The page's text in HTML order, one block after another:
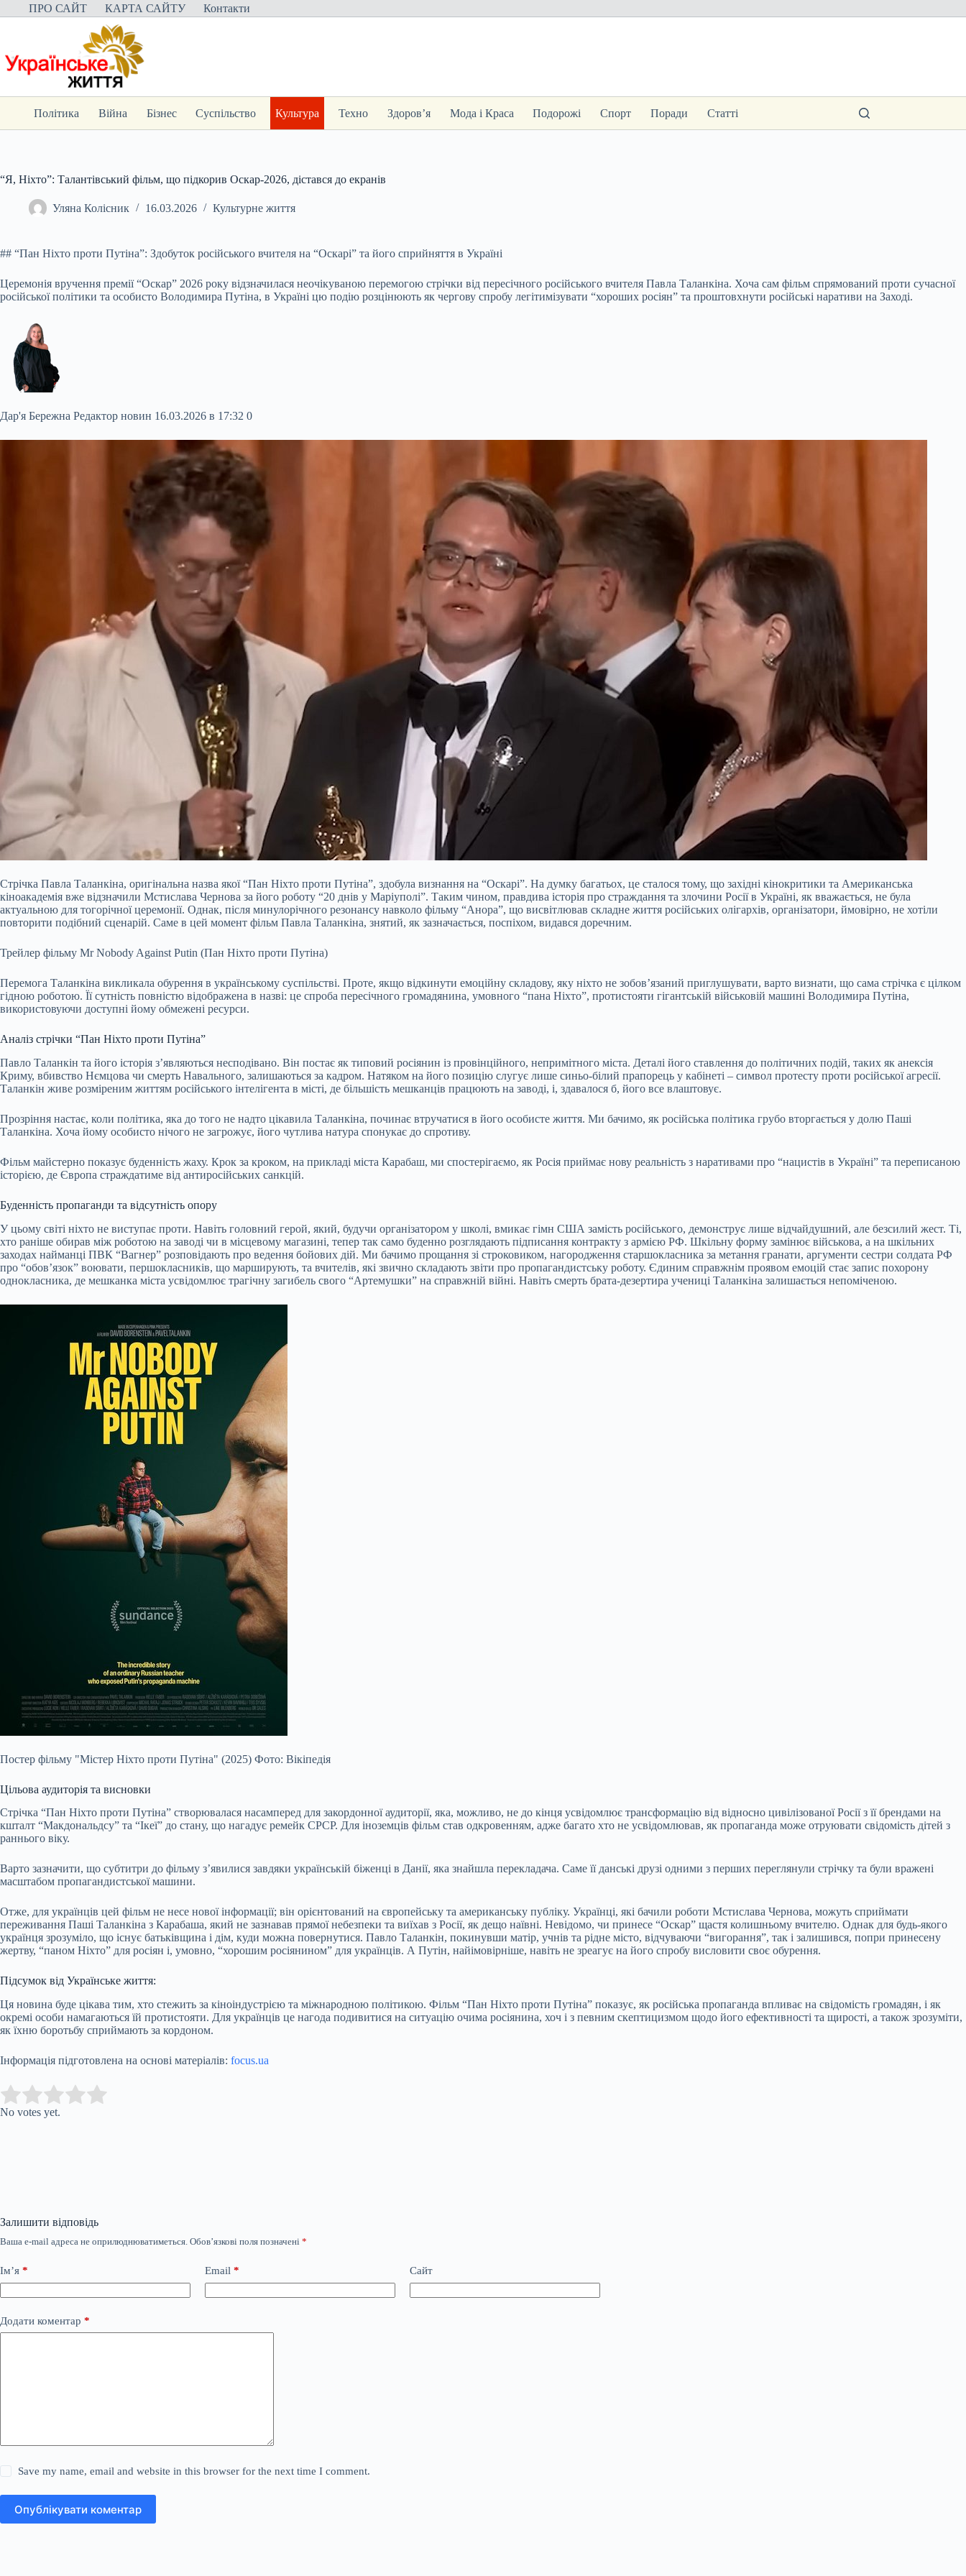
Перейти
до
ПРО САЙТ КАРТА САЙТУ Контакти
Політика Війна Бізнес Суспільство Культура Техно Здоров’я Мода і Краса Подорожі Спорт Поради Статті
“Я, Ніхто”: Талантівський фільм, що підкорив Оскар-2026, дістався до екранів
Уляна Колісник 16.03.2026 Культурне життя
## “Пан Ніхто проти Путіна”: Здобуток російського вчителя на “Оскарі” та його сприйняття в Україні
Церемонія вручення премії “Оскар” 2026 року відзначилася неочікуваною перемогою стрічки від пересічного російського вчителя Павла Таланкіна. Хоча сам фільм спрямований проти сучасної
російської політики та особисто Володимира Путіна, в Україні цю подію розцінюють як чергову спробу легітимізувати “хороших росіян” та проштовхнути російські наративи на Заході.
Дар'я Бережна Редактор новин 16.03.2026 в 17:32 0
Стрічка Павла Таланкіна, оригінальна назва якої “Пан Ніхто проти Путіна”, здобула визнання на “Оскарі”. На думку багатьох, це сталося тому, що західні кінокритики та Американська
кіноакадемія вже відзначили Мстислава Чернова за його роботу “20 днів у Маріуполі”. Таким чином, правдива історія про страждання та злочини Росії в Україні, як вважається, не була
актуальною для тогорічної церемонії. Однак, після минулорічного резонансу навколо фільму “Анора”, що висвітлював складне життя російських олігархів, організатори, ймовірно, не хотіли
повторити подібний сценарій. Саме в цей момент фільм Павла Таланкіна, знятий, як зазначається, поспіхом, видався доречним.
Трейлер фільму Mr Nobody Against Putin (Пан Ніхто проти Путіна)
Перемога Таланкіна викликала обурення в українському суспільстві. Проте, якщо відкинути емоційну складову, яку ніхто не зобов’язаний приглушувати, варто визнати, що сама стрічка є цілком
гідною роботою. Її сутність повністю відображена в назві: це спроба пересічного громадянина, умовного “пана Ніхто”, протистояти гігантській військовій машині Володимира Путіна,
використовуючи доступні йому обмежені ресурси.
Аналіз стрічки “Пан Ніхто проти Путіна”
Павло Таланкін та його історія з’являються несподівано. Він постає як типовий росіянин із провінційного, непримітного міста. Деталі його ставлення до політичних подій, таких як анексія
Криму, вбивство Нємцова чи смерть Навального, залишаються за кадром. Натяком на його позицію слугує лише синьо-білий прапорець у кабінеті – символ протесту проти російської агресії.
Таланкін живе розміреним життям російського інтелігента в місті, де більшість мешканців працюють на заводі, і, здавалося б, його все влаштовує.
Прозріння настає, коли політика, яка до того не надто цікавила Таланкіна, починає втручатися в його особисте життя. Ми бачимо, як російська політика грубо вторгається у долю Паші
Таланкіна. Хоча йому особисто нічого не загрожує, його чутлива натура спонукає до спротиву.
Фільм майстерно показує буденність жаху. Крок за кроком, на прикладі міста Карабаш, ми спостерігаємо, як Росія приймає нову реальність з наративами про “нацистів в Україні” та переписаною
історією, де Європа страждатиме від антиросійських санкцій.
Буденність пропаганди та відсутність опору
У цьому світі ніхто не виступає проти. Навіть головний герой, який, будучи організатором у школі, вмикає гімн США замість російського, демонструє лише відчайдушний, але безсилий жест. Ті,
хто раніше обирав між роботою на заводі чи в місцевому магазині, тепер так само буденно розглядають підписання контракту з армією РФ. Шкільну форму замінює військова, а на шкільних
заходах найманці ПВК “Вагнер” розповідають про ведення бойових дій. Ми бачимо прощання зі строковиком, нагородження старшокласника за метання гранати, аргументи сестри солдата РФ
про “обов’язок” воювати, першокласників, що марширують, та вчителів, які звично складають звіти про пропагандистську роботу. Єдиним справжнім проявом емоцій стає запис похорону
однокласника, де мешканка міста усвідомлює трагічну загибель свого “Артемушки” на справжній війні. Навіть смерть брата-дезертира учениці Таланкіна залишається непоміченою.
Постер фільму "Містер Ніхто проти Путіна" (2025) Фото: Вiкiпедiя
Цільова аудиторія та висновки
Стрічка “Пан Ніхто проти Путіна” створювалася насамперед для закордонної аудиторії, яка, можливо, не до кінця усвідомлює трансформацію від відносно цивілізованої Росії з її брендами на
кшталт “Макдональдсу” та “Ікеї” до стану, що нагадує ремейк СРСР. Для іноземців фільм став одкровенням, адже багато хто не усвідомлював, як пропаганда може отруювати свідомість дітей з
раннього віку.
Варто зазначити, що субтитри до фільму з’явилися завдяки українській біженці в Данії, яка знайшла перекладача. Саме її данські друзі одними з перших переглянули стрічку та були вражені
масштабом пропагандистської машини.
Отже, для українців цей фільм не несе нової інформації; він орієнтований на європейську та американську публіку. Українці, які бачили роботи Мстислава Чернова, можуть сприймати
переживання Паші Таланкіна з Карабаша, який не зазнавав прямої небезпеки та виїхав з Росії, як дещо наївні. Невідомо, чи принесе “Оскар” щастя колишньому вчителю. Однак для будь-якого
українця зрозуміло, що існує батьківщина і дім, куди можна повернутися. Павло Таланкін, покинувши матір, учнів та рідне місто, відчуваючи “вигорання”, так і залишився, попри принесену
жертву, “паном Ніхто” для росіян і, умовно, “хорошим росіянином” для українців. А Путін, найімовірніше, навіть не зреагує на його спробу висловити своє обурення.
Підсумок від Українське життя:
Ця новина буде цікава тим, хто стежить за кіноіндустрією та міжнародною політикою. Фільм “Пан Ніхто проти Путіна” показує, як російська пропаганда впливає на свідомість громадян, і як
окремі особи намагаються їй протистояти. Для українців це нагода подивитися на ситуацію очима росіянина, хоч і з певним скептицизмом щодо його ефективності та щирості, а також зрозуміти,
як їхню боротьбу сприймають за кордоном.
Інформація підготовлена на основі матеріалів: focus.ua
Rate this item:
No votes yet.
Залишити відповідь
Ваша e-mail адреса не оприлюднюватиметься. Обов’язкові поля позначені *
Ім’я * Email * Сайт
Додати коментар *
Save my name, email and website in this browser for the next time I comment.
Опублікувати коментар